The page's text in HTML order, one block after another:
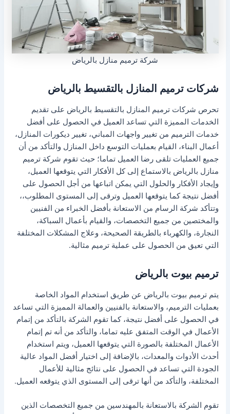
شركة ترميم منازل بالرياض
شركات ترميم المنازل بالتقسيط بالرياض
تحرص شركات ترميم المنازل بالتقسيط بالرياض على تقديم
الخدمات المميزة التي تساعد العميل في الحصول على أفضل
خدمات الترميم من تغيير واجهات المباني، تغيير ديكورات المنازل،
أعمال البناء، القيام بعمليات التوسع داخل المنازل والتأكد من أن
جميع العمليات تلقى رضا العميل تماما؛ حيث تقوم شركة ترميم
منازل بالرياض بالاستماع إلى كل الأفكار التي يتوقعها العميل،
وإيجاد الأفكار والحلول التي يمكن اتباعها من أجل الحصول على
أفضل نتيجة كما يتوقعها العميل وترقى إلى المستوى المطلوب،،
وتتأكد شركة الرسام من الاستعانة بأفضل الخبراء من الفنيين
والمختصين من جميع التخصصات، والقيام بأعمال السباكة،
النجارة، والكهرباء بالطريقة الصحيحة، وعلاج المشكلات المختلفة
التي تعيق من الحصول على عملية ترميم مثالية.
ترميم بيوت بالرياض
يتم ترميم بيوت بالرياض عن طريق استخدام المواد الخاصة
بعمليات الترميم، والاستعانة بالفنيين والعمالة المميزة التي تساعد
في الحصول على أفضل نتيجة، كما تقوم الشركة بالتأكد من إتمام
الأعمال في الوقت المتفق عليه تماما، والتأكد من أنه تم إتمام
الأعمال المختلفة بالصورة التي يتوقعها العميل، ويتم استخدام
أحدث الأدوات والمعدات، بالإضافة إلى اختيار أفضل المواد عالية
الجودة التي تساعد في الحصول على نتائج مثالية للأعمال
المختلفة، والتأكد من أنها ترقى إلى المستوى الذي يتوقعه العميل.
تقوم الشركة بالاستعانة بالمهندسين من جميع التخصصات الذين